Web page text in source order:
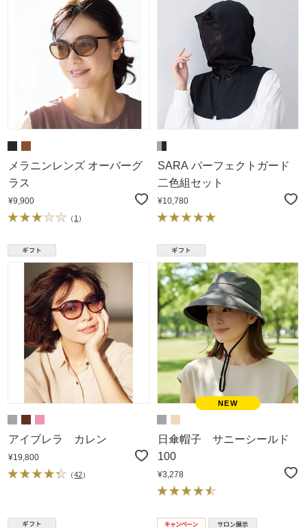
メラニンレンズ オーバーグ
ラス
¥9,900
（ 1 ）
SARA パーフェクトガード
二色組セット
¥10,780
アイブレラ カレン
¥19,800
（42）
日傘帽子 サニーシールド
100
¥3,278